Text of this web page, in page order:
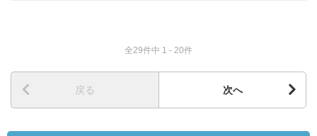
いた侍が、自分たちの特権を否定する近代的な軍隊への転
換を主導したことは画期的である。これを理解できなかっ
た、西郷隆盛のような脱落者を出しながらも成功した（ｐ
１４）
全29件中 1 - 20件
戻る 次へ